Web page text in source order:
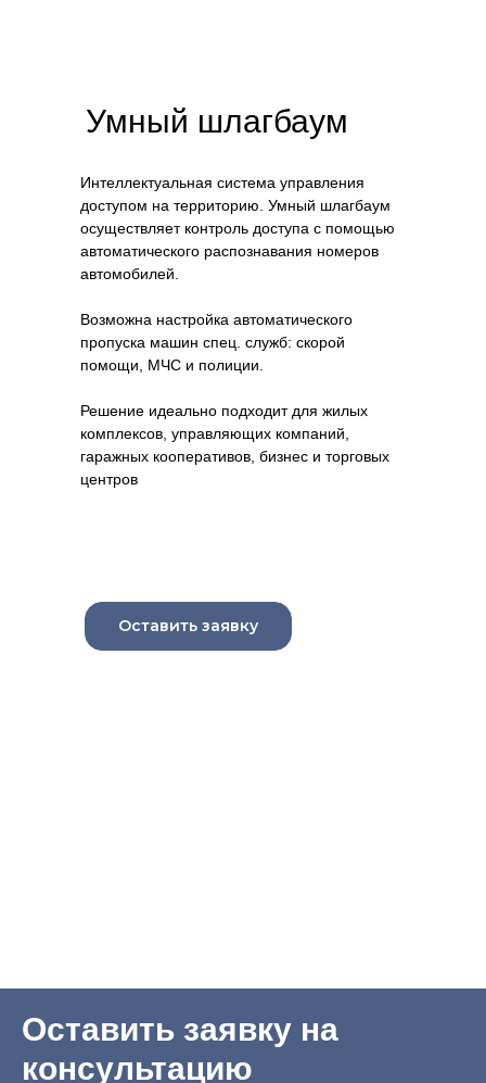
Умный шлагбаум
Оставить заявку
Интеллектуальная система управления
доступом на территорию. Умный шлагбаум
осуществляет контроль доступа с помощью
автоматического распознавания номеров
автомобилей.
Возможна настройка автоматического
пропуска машин спец. служб: скорой
помощи, МЧС и полиции.
Решение идеально подходит для жилых
комплексов, управляющих компаний,
гаражных кооперативов, бизнес и торговых
центров
Оставить заявку на
консультацию